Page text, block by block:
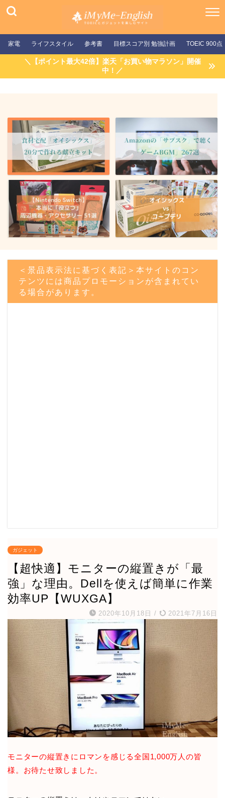
家電 ライフスタイル 参考書 目標スコア別 勉強計画 TOEIC 900点
＼【ポイント最大42倍】楽天「お買い物マラソン」開催
中！／
＜景品表示法に基づく表記＞本サイトのコン
テンツには商品プロモーションが含まれてい
る場合があります。
ガジェット
【超快適】モニターの縦置きが「最
強」な理由。Dellを使えば簡単に作業
効率UP【WUXGA】
2020年10月18日 / 2021年7月16日
モニターの縦置きにロマンを感じる全国1,000万人の皆
様。お待たせ致しました。